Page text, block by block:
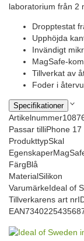
laboratorium från 2
Dropptestat
Upphöjda
Invändigt
MagSafe-
Tillverkat av
Foder i
Specifikationer
Artikelnummer
Passar tilliPhone
ProdukttypSkal
Egenskaper
FärgBlå
MaterialSilikon
VarumärkeIdeal of
Tillverkarens art nr
EAN